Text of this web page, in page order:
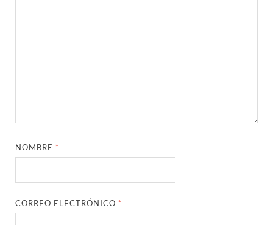
NOMBRE *
CORREO ELECTRÓNICO *